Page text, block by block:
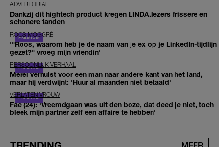
ADVERTORIAL
Dankzij dit hightech product kregen LINDA.lezers frissere en
schonere tanden
ROOS MOGGRÉ
'"Roos, waarom heb je de naam van je ex op je LinkedIn-tijdlijn
gezet?" vroeg mijn vriendin'
PERSOONLIJK VERHAAL
Merel verhuist voor een man naar andere kant van het land,
maar hij verdwijnt: 'Huur al maanden niet betaald'
VERLATEN VROUW
Fae (24): 'Vreemdgaan was uit den boze, dat deed je niet, toch
bleek mijn partner zelf een affaire te hebben'